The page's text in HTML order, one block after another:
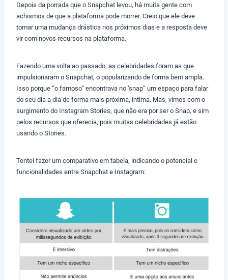
Depois da porrada que o Snapchat levou, há muita gente com
achismos de que a plataforma pode morrer. Creio que ele deve
tomar uma mudança drástica nos próximos dias e a resposta deve
vir com novos recursos na plataforma.
Fazendo uma volta ao passado, as celebridades foram as que
impulsionaram o Snapchat, o popularizando de forma bem ampla.
Isso porque “o famoso” encontrava no ‘snap” um espaço para falar
do seu dia a dia de forma mais próxima, íntima. Mas, vimos com o
surgimento do Instagram Stories, que não era por ser o Snap, e sim
pelos recursos que oferecia, pois muitas celebridades já estão
usando o Stories.
Tentei fazer um comparativo em tabela, indicando o potencial e
funcionalidades entre Snapchat e Instagram: